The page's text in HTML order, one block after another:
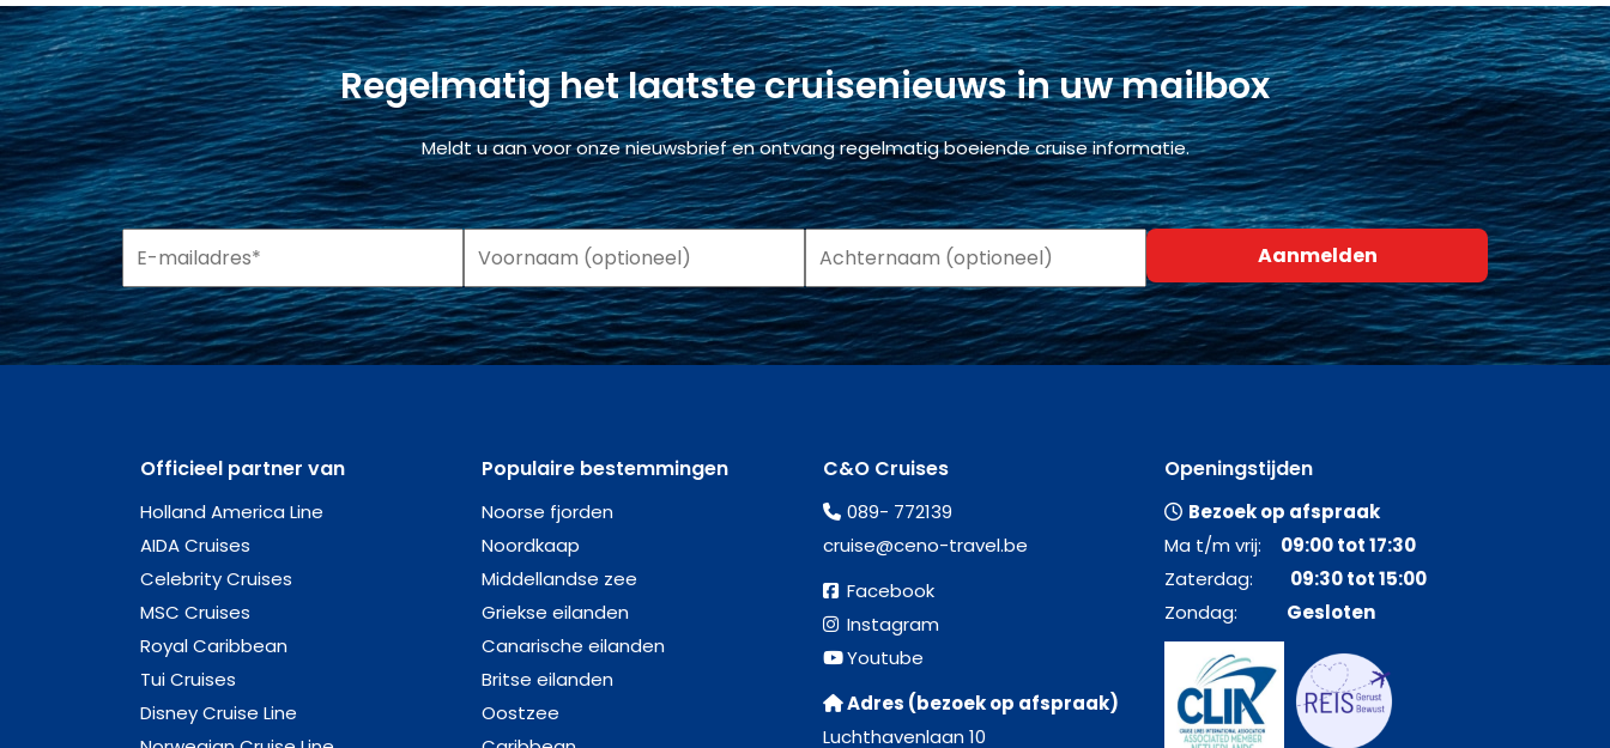
Regelmatig het laatste cruisenieuws in uw mailbox
Meldt u aan voor onze nieuwsbrief en ontvang regelmatig boeiende cruise informatie.
Officieel partner van
Holland America Line
AIDA Cruises
Celebrity Cruises
MSC Cruises
Royal Caribbean
Tui Cruises
Disney Cruise Line
Populaire bestemmingen
Noorse fjorden
Noordkaap
Middellandse zee
Griekse eilanden
Canarische eilanden
Britse eilanden
Oostzee
C&O Cruises
089- 772139
cruise@ceno-travel.be
Facebook
Instagram
Youtube
Adres (bezoek op afspraak)
Luchthavenlaan 10
Openingstijden
Bezoek op afspraak
Ma t/m vrij: 09:00 tot 17:30
Zaterdag: 09:30 tot 15:00
Zondag: Gesloten